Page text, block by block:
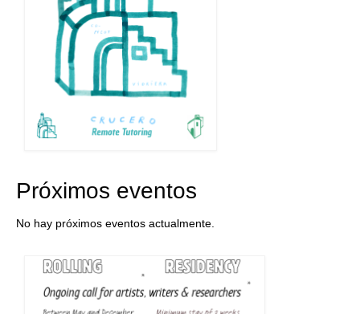
Próximos eventos
No hay próximos eventos actualmente.